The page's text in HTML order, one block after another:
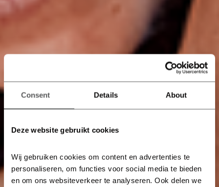
Consent Details About
Deze website gebruikt cookies
Wij gebruiken cookies om content en advertenties te
personaliseren, om functies voor social media te bieden
en om ons websiteverkeer te analyseren. Ook delen we